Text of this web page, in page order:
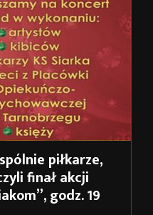
piłkarze,
finał akcji
godz. 19